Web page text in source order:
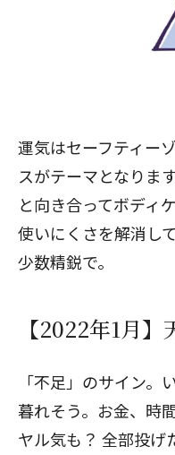
運気はセーフティー
スがテーマとなりま
と向き合ってボディ
使いにくさを解消し
少数精鋭で。
【2022年1月
「不足」のサイン。
暮れそう。お金、時
ヤル気も？ 全部投げ